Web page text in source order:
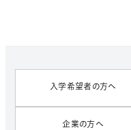
入学希望者の方へ
企業の方へ